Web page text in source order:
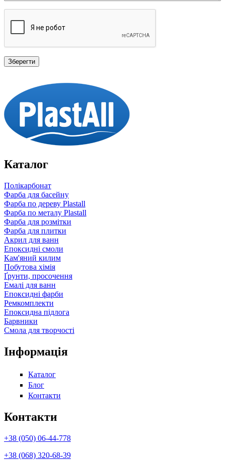
Каталог
Полікарбонат
Фарба для басейну
Фарба по дереву Plastall
Фарба по металу Plastall
Фарба для розмітки
Фарба для плитки
Акрил для ванн
Епоксидні смоли
Кам'яний килим
Побутова хімія
Ґрунти, просочення
Емалі для ванн
Епоксидні фарби
Ремкомплекти
Епоксидна підлога
Барвники
Смола для творчості
Інформація
Каталог
Блог
Контакти
Контакти
+38 (050) 06-44-778
+38 (068) 320-68-39